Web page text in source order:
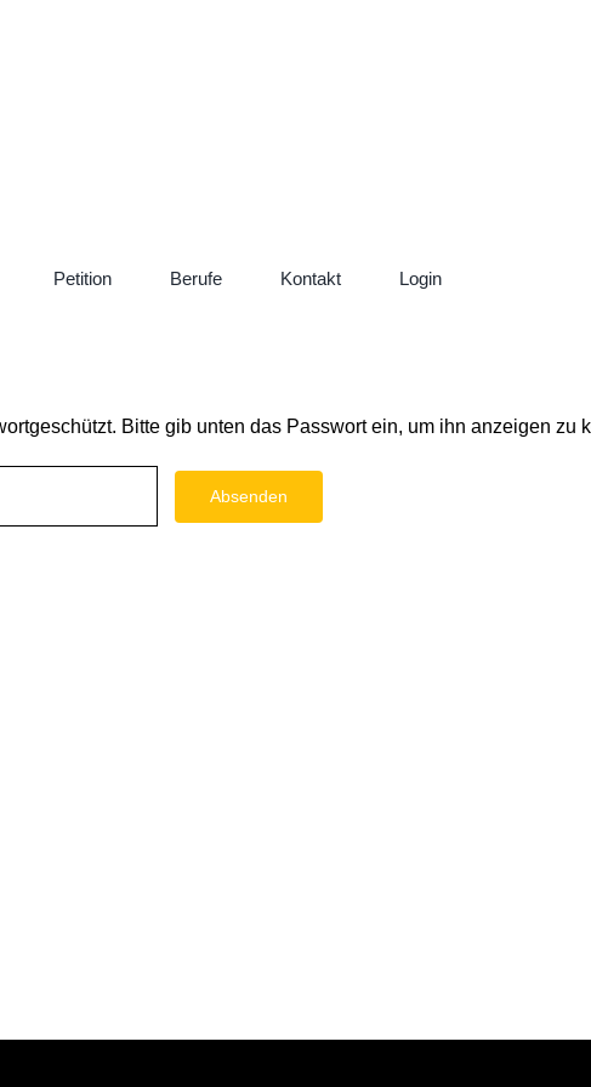
Petition Berufe Kontakt Login
Bitte gib unten das Passwort ein, um ihn anzeigen zu